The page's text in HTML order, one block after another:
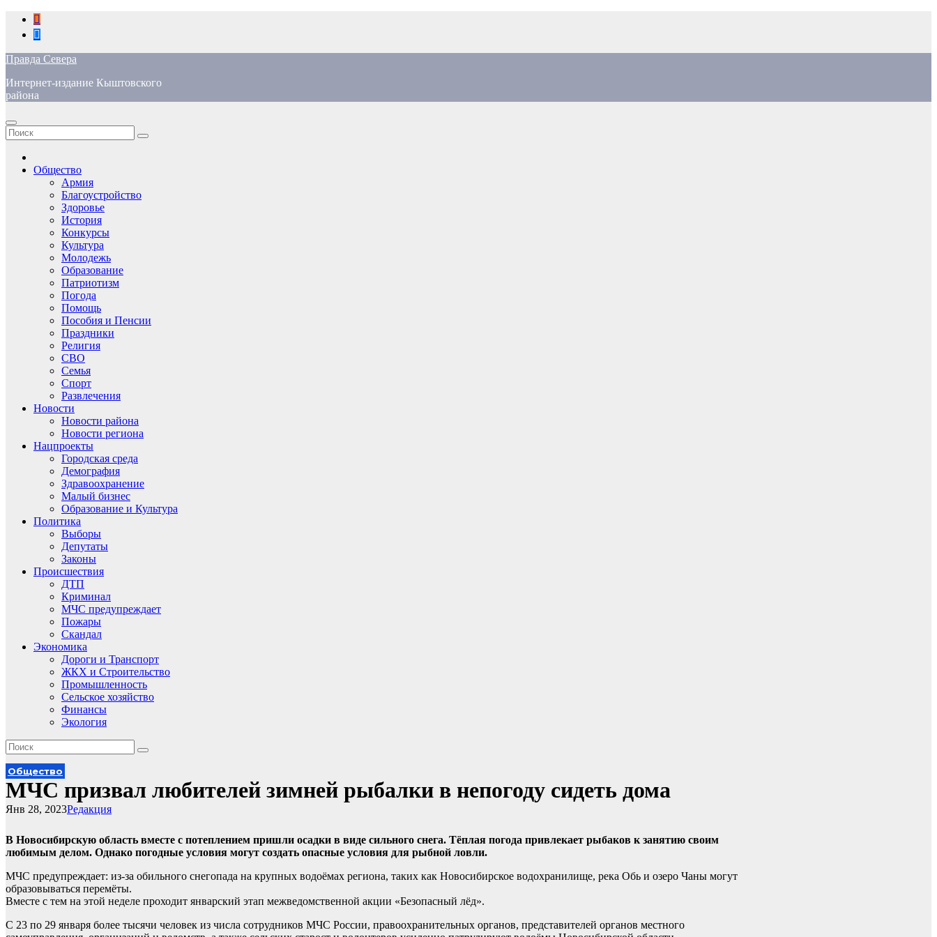
Перейти
содержимому
Правда Севера
Интернет-издание Кыштовского
района
Общество
Армия
Благоустройство
Здоровье
История
Конкурсы
Культура
Молодежь
Образование
Патриотизм
Погода
Помощь
Пособия и Пенсии
Праздники
Религия
СВО
Семья
Спорт
Развлечения
Новости
Новости района
Новости региона
Нацпроекты
Городская среда
Демография
Здравоохранение
Малый бизнес
Образование и Культура
Политика
Выборы
Депутаты
Законы
Происшествия
ДТП
Криминал
МЧС предупреждает
Пожары
Скандал
Экономика
Дороги и Транспорт
ЖКХ и Строительство
Промышленность
Сельское хозяйство
Финансы
Экология
Общество
МЧС призвал любителей зимней рыбалки в непогоду сидеть дома
Редакция
Янв 28, 2023
В Новосибирскую область вместе с потеплением пришли осадки в виде сильного снега. Тёплая погода привлекает рыбаков к занятию своим
любимым делом. Однако погодные условия могут создать опасные условия для рыбной ловли.
МЧС предупреждает: из-за обильного снегопада на крупных водоёмах региона, таких как Новосибирское водохранилище, река Обь и озеро Чаны могут
образовываться перемёты.
Вместе с тем на этой неделе проходит январский этап межведомственной акции «Безопасный лёд».
С 23 по 29 января более тысячи человек из числа сотрудников МЧС России, правоохранительных органов, представителей органов местного